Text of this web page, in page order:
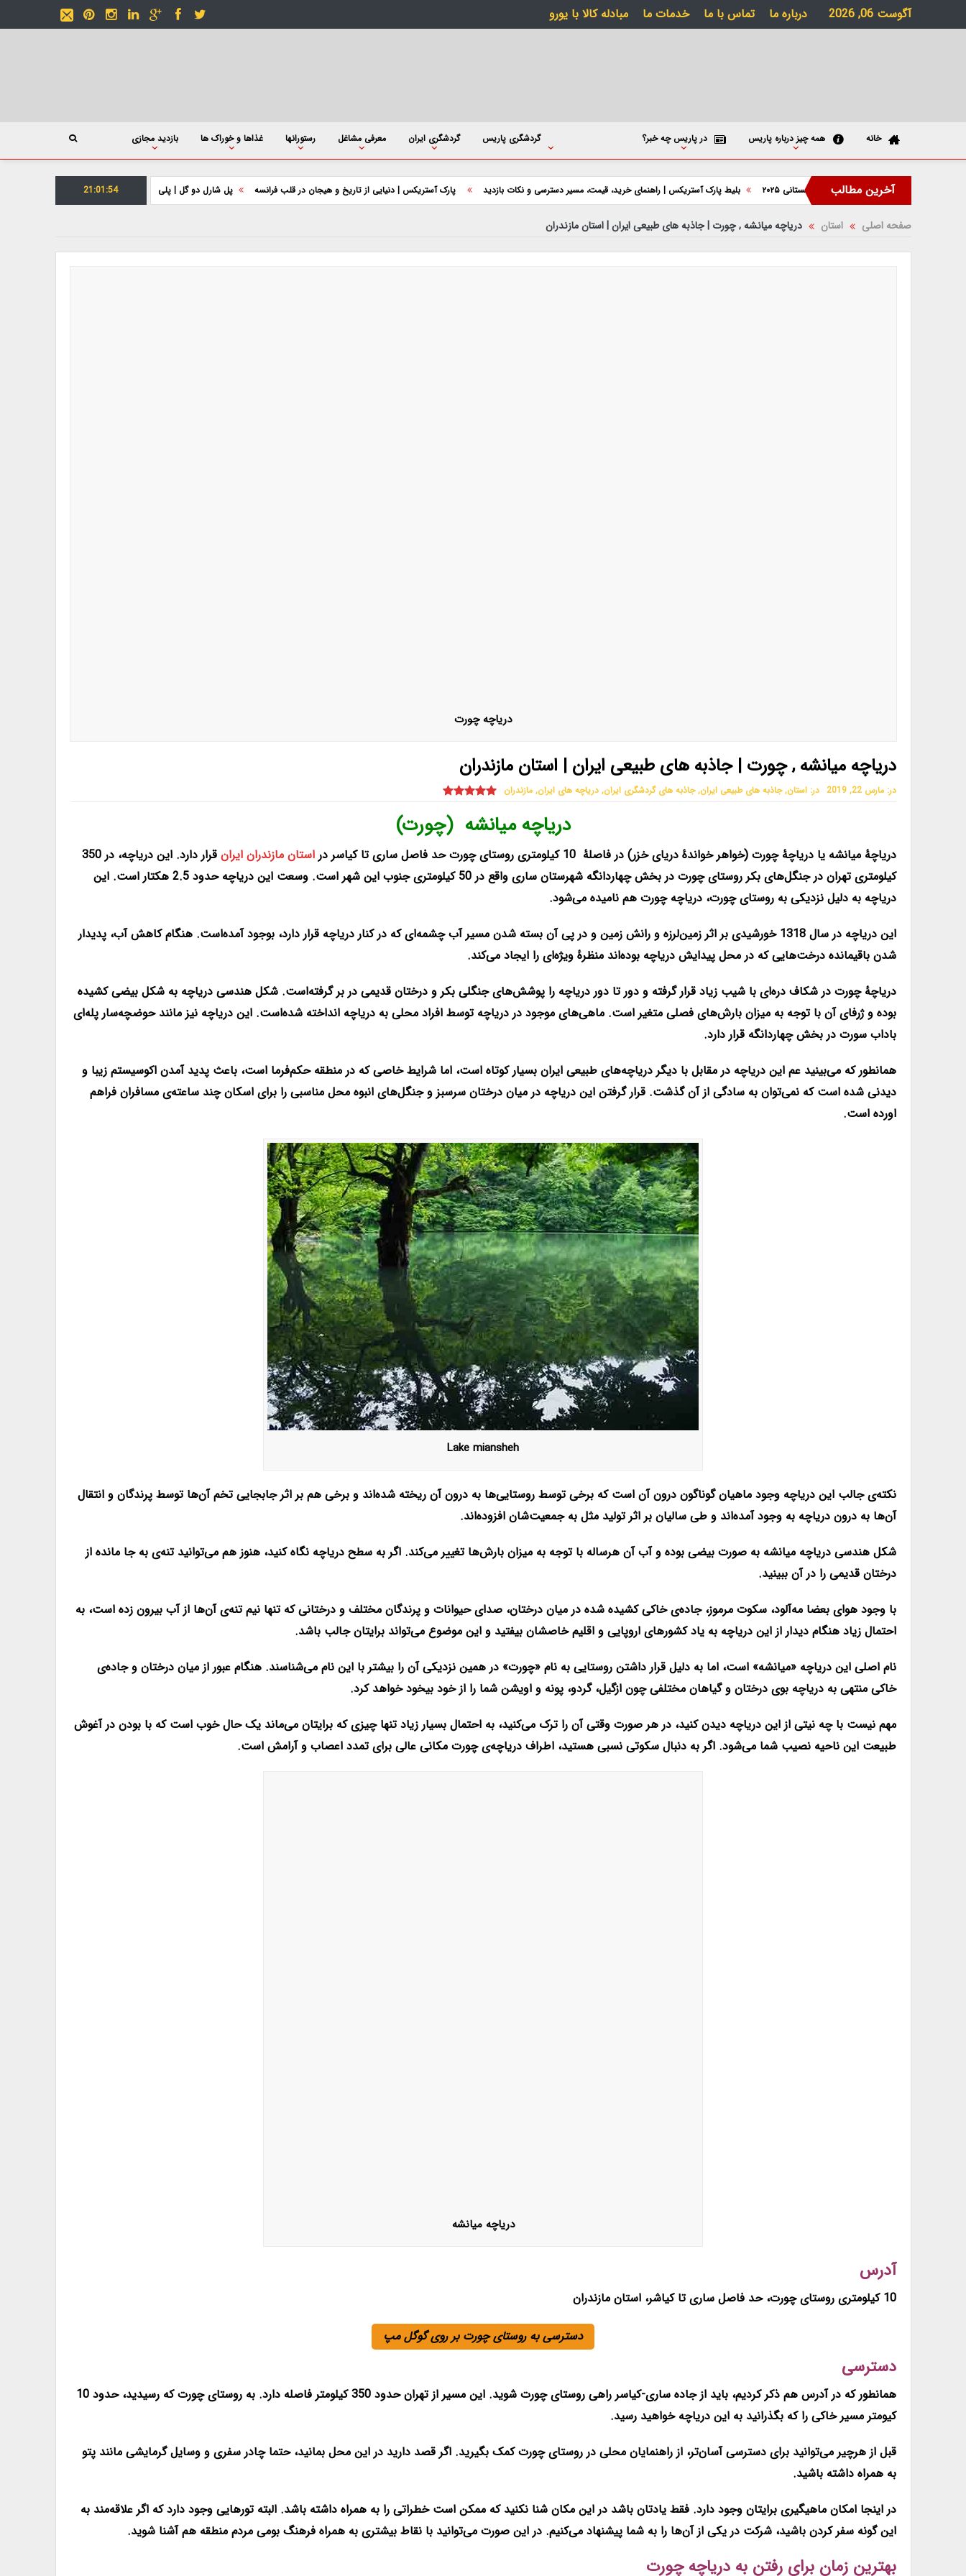
آگوست 06, 2026 درباره ما تماس با ما خدمات ما مبادله کالا با یورو
خانه همه چیز درباره پاریس در پاریس چه خبر؟ گردشگری پاریس گردشگری ایران معرفی مشاغل رستورانها غذاها و خوراک ها بازدید مجازی
آخرین مطالب
حراج‌ها و برنامه‌های زمستانی ۲۰۲۵ بلیط پارک آستریکس | راهنمای خرید، قیمت، مسیر دسترسی و نکات بازدید پارک آستریکس | دنیایی از تاریخ و هیجان در قلب فرانسه پل شارل دو گل | پلی مدرن در قلب پاریس پل الکساندر سوم | شکوه
21:01:55
صفحه اصلی استان دریاچه میانشه , چورت | جاذبه های طبیعی ایران | استان مازندران
دریاچه چورت
دریاچه میانشه , چورت | جاذبه های طبیعی ایران | استان مازندران
در:مارس 22, 2019 در:استان,جاذبه های طبیعی ایران,جاذبه های گردشگری ایران,دریاچه های ایران,مازندران
دریاچه میانشه (چورت)
دریاچهٔ میانشه یا دریاچهٔ چورت (خواهر خواندهٔ دریای خزر) در فاصلهٔ 10 کیلومتری روستای چورت حد فاصل ساری تا کیاسر در استان مازندران ایران
قرار دارد. این دریاچه، در 350
کیلومتری تهران در جنگل‌های بکر روستای چورت در بخش چهاردانگه شهرستان ساری واقع در 50 کیلومتری جنوب این شهر است. وسعت این دریاچه حدود 2.5 هکتار است. این
دریاچه به دلیل نزدیکی به روستای چورت، دریاچه چورت هم نامیده می‌شود.
این دریاچه در سال 1318 خورشیدی بر اثر زمین‌لرزه و رانش زمین و در پی آن بسته شدن مسیر آب چشمه‌ای که در کنار دریاچه قرار دارد، بوجود آمده‌است. هنگام کاهش آب، پدیدار
شدن باقیمانده درخت‌هایی که در محل پیدایش دریاچه بوده‌اند منظرهٔ ویژه‌ای را ایجاد می‌کند.
دریاچهٔ چورت در شکاف دره‌ای با شیب زیاد قرار گرفته و دور تا دور دریاچه را پوشش‌های جنگلی بکر و درختان قدیمی در بر گرفته‌است. شکل هندسی دریاچه به شکل بیضی کشیده
بوده و ژرفای آن با توجه به میزان بارش‌های فصلی متغیر است. ماهی‌های موجود در دریاچه توسط افراد محلی به دریاچه انداخته شده‌است. این دریاچه نیز مانند حوضچه‌سار پله‌ای
باداب سورت در بخش چهاردانگه قرار دارد.
همانطور که می‌بینید عم این دریاچه در مقابل با دیگر دریاچه‌های طبیعی ایران بسیار کوتاه است، اما شرایط خاصی که در منطقه حکم‌فرما است، باعث پدید آمدن اکوسیستم زیبا و
دیدنی شده است که نمی‌توان به سادگی از آن گذشت. قرار گرفتن این دریاچه در میان درختان سرسبز و جنگل‌های انبوه محل مناسبی را برای اسکان چند ساعته‌ی مسافران فراهم
اورده است.
Lake miansheh
نکته‌ی جالب این دریاچه وجود ماهیان گوناگون درون آن است که برخی توسط روستایی‌ها به درون آن ریخته شده‌اند و برخی هم بر اثر جابجایی تخم آن‌ها توسط پرندگان و انتقال
آن‌ها به درون دریاچه به وجود آمده‌اند و طی سالیان بر اثر تولید مثل به جمعیت‌شان افزوده‌اند.
شکل هندسی دریاچه‌ میانشه به صورت بیضی بوده و آب آن هرساله با توجه به میزان بارش‌ها تغییر می‌کند. اگر به سطح دریاچه نگاه کنید، هنوز هم می‌توانید تنه‌ی به جا مانده از
درختان قدیمی را در آن ببینید.
با وجود هوای بعضا مه‌آلود، سکوت مرموز، جاده‌ی خاکی کشیده شده در میان درختان، صدای حیوانات و پرندگان مختلف و درختانی که تنها نیم تنه‌ی آن‌ها از آب بیرون زده است، به
احتمال زیاد هنگام دیدار از این دریاچه به یاد کشورهای اروپایی و اقلیم خاصشان بیفتید و این موضوع می‌تواند برایتان جالب باشد.
نام اصلی این دریاچه «میانشه» است، اما به دلیل قرار داشتن روستایی به نام «چورت» در همین نزدیکی آن را بیشتر با این نام می‌شناسند. هنگام عبور از میان درختان و جاده‌ی
خاکی منتهی به دریاچه بوی درختان و گیاهان مختلفی چون ازگیل، گردو، پونه و اویشن شما را از خود بیخود خواهد کرد.
مهم نیست با چه نیتی از این دریاچه دیدن کنید، در هر صورت وقتی آن را ترک می‌کنید، به احتمال بسیار زیاد تنها چیزی که برایتان می‌ماند یک حال خوب است که با بودن در آغوش
طبیعت این ناحیه نصیب شما می‌شود. اگر به دنبال سکوتی نسبی هستید، اطراف دریاچه‌ی چورت مکانی عالی برای تمدد اعصاب و آرامش است.
دریاچه میانشه
آدرس
10 کیلومتری روستای چورت، حد فاصل ساری تا کیاشر، استان مازندران
دسترسی به روستای چورت بر روی گوگل مپ
دسترسی
همانطور که در آدرس هم ذکر کردیم، باید از جاده‌ ساری-کیاسر راهی روستای چورت شوید. این مسیر از تهران حدود 350 کیلومتر فاصله دارد. به روستای چورت که رسیدید، حدود 10
کیومتر مسیر خاکی را که بگذرانید به این دریاچه خواهید رسید.
قبل از هرچیر می‌توانید برای دسترسی آسان‌تر، از راهنمایان محلی در روستای چورت کمک بگیرید. اگر قصد دارید در این محل بمانید، حتما چادر سفری و وسایل گرمایشی مانند پتو
به همراه داشته باشید.
در اینجا امکان ماهیگیری برایتان وجود دارد. فقط یادتان باشد در این مکان شنا نکنید که ممکن است خطراتی را به همراه داشته باشد. البته تورهایی وجود دارد که اگر علاقه‌مند به
این گونه سفر کردن باشید، شرکت در یکی از آن‌ها را به شما پیشنهاد می‌کنیم. در این صورت می‌توانید با نقاط بیشتری به همراه فرهنگ بومی مردم منطقه هم آشنا شوید.
بهترین زمان برای رفتن به دریاچه چورت